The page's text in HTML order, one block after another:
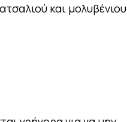
και μολυβένιου